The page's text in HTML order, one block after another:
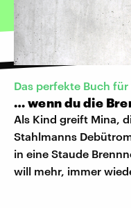
Das perfekte Buch
… wenn du die
Als Kind greift Mina,
Stahlmanns
in eine Staude
will mehr, immer